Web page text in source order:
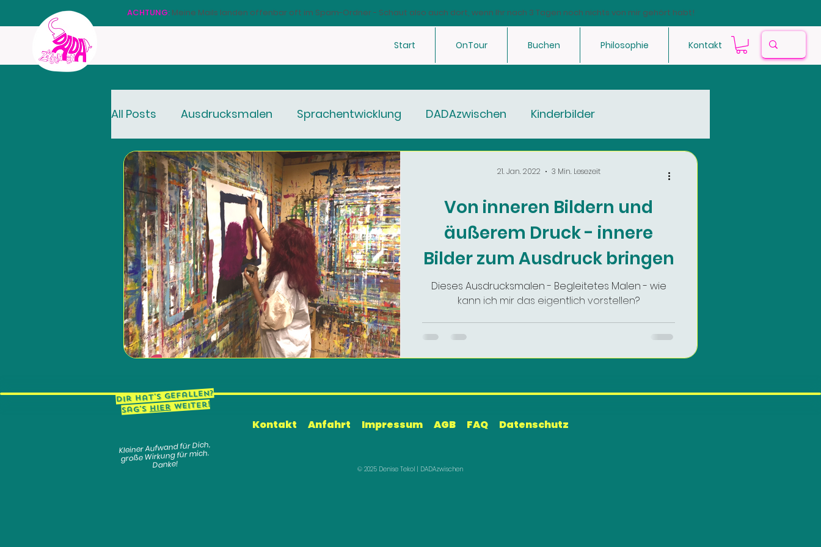
ACHTUNG: Meine Mails landen offenbar oft im Spam-Ordner - Schaut also auch dort, wenn Ihr nach 3 Tagen noch nichts von mir gehört habt!
Start OnTour Buchen Philosophie Kontakt
All Posts Ausdrucksmalen Sprachentwicklung DADAzwischen Kinderbilder
Von inneren Bildern und
äußerem Druck - innere
Bilder zum Ausdruck bringen
Dieses Ausdrucksmalen - Begleitetes Malen - wie
kann ich mir das eigentlich vorstellen?
21. Jan. 2022 3 Min. Lesezeit
Kleiner Aufwand für Dich,
große Wirkung für mich.
Danke!
Dir hat's gefallen?
Sag'shier weiter!
Kontakt Anfahrt Impressum AGB FAQ Datenschutz
© 2025 Denise Tekol | DADAzwischen